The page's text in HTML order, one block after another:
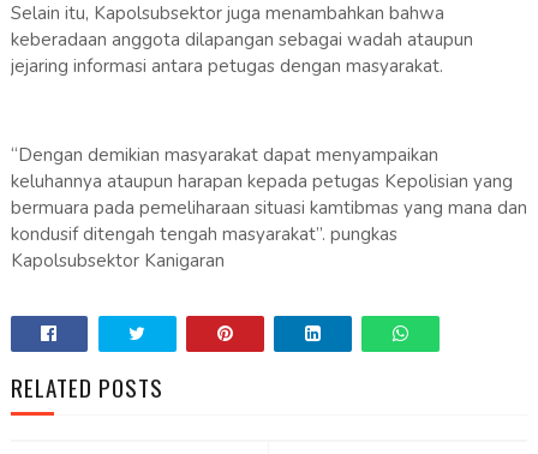
Selain itu, Kapolsubsektor juga menambahkan bahwa
keberadaan anggota dilapangan sebagai wadah ataupun
jejaring informasi antara petugas dengan masyarakat.
“Dengan demikian masyarakat dapat menyampaikan
keluhannya ataupun harapan kepada petugas Kepolisian yang
bermuara pada pemeliharaan situasi kamtibmas yang mana dan
kondusif ditengah tengah masyarakat”. pungkas
Kapolsubsektor Kanigaran
RELATED POSTS